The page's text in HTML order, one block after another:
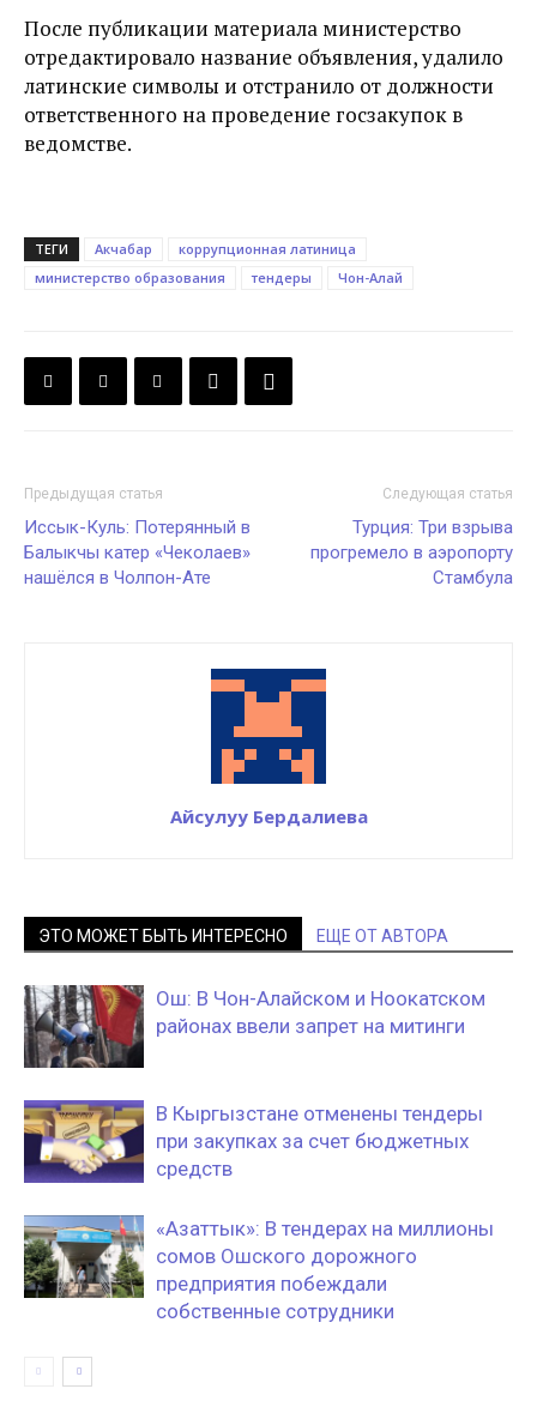
После публикации материала министерство
отредактировало название объявления, удалило
латинские символы и отстранило от должности
ответственного на проведение госзакупок в
ведомстве.
ТЕГИ Акчабар
коррупционная латиница
министерство образования
тендеры Чон-Алай
Предыдущая статья
Иссык-Куль: Потерянный в
Балыкчы катер «Чеколаев»
нашёлся в Чолпон-Ате
Следующая статья
Турция: Три взрыва
прогремело в аэропорту
Стамбула
Айсулуу Бердалиева
ЭТО МОЖЕТ БЫТЬ ИНТЕРЕСНО ЕЩЕ ОТ АВТОРА
Ош: В Чон-Алайском и Ноокатском
районах ввели запрет на митинги
В Кыргызстане отменены тендеры
при закупках за счет бюджетных
средств
«Азаттык»: В тендерах на миллионы
сомов Ошского дорожного
предприятия побеждали
собственные сотрудники